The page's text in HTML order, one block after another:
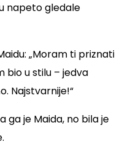
napeto gledale
„Moram ti priznati
bio u stilu – jedva
Najstvarnije!“
ga je Maida, no bila je